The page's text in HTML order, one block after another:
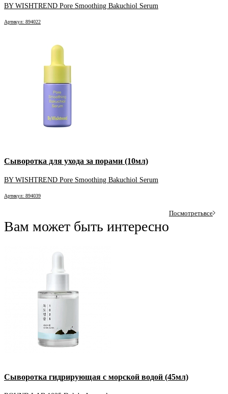
BY WISHTREND Pore Smoothing Bakuchiol Serum
Артикул: 894022
Сыворотка для ухода за порами (10мл)
BY WISHTREND Pore Smoothing Bakuchiol Serum
Артикул: 894039
Вам может быть интересно
Посмотретьвсе
Сыворотка гидрирующая с морской водой (45мл)